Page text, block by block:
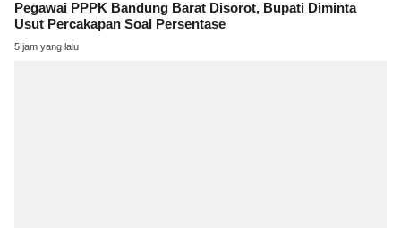
Pegawai PPPK Bandung Barat Disorot, Bupati Diminta
Usut Percakapan Soal Persentase
5 jam yang lalu